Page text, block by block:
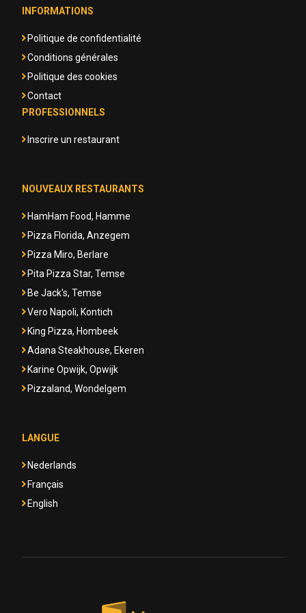
INFORMATIONS
Politique de confidentialité
Conditions générales
Politique des cookies
Contact
PROFESSIONNELS
Inscrire un restaurant
NOUVEAUX RESTAURANTS
HamHam Food, Hamme
Pizza Florida, Anzegem
Pizza Miro, Berlare
Pita Pizza Star, Temse
Be Jack's, Temse
Vero Napoli, Kontich
King Pizza, Hombeek
Adana Steakhouse, Ekeren
Karine Opwijk, Opwijk
Pizzaland, Wondelgem
LANGUE
Nederlands
Français
English